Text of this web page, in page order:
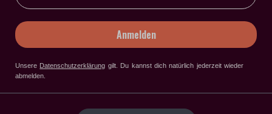
Anmelden
Unsere Datenschutzerklärung gilt. Du kannst dich natürlich jederzeit wieder
abmelden.